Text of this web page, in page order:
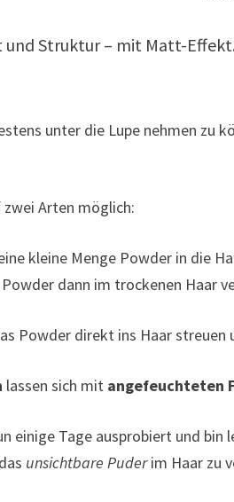
Struktur – mit Matt-
unter die Lupe nehmen zu
Arten möglich:
kleine Menge Powder in die
dann im trockenen Haar
Powder direkt ins Haar
lassen sich mit angefeuchteten
einige Tage ausprobiert und
unsichtbare Puderim Haar zu